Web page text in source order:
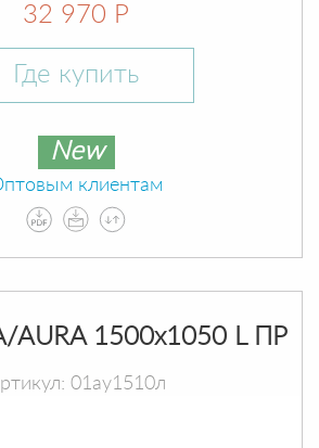
32 970 Р
Где купить
New
клиентам
AURA 1500х1050 L ПР
01ау1510л